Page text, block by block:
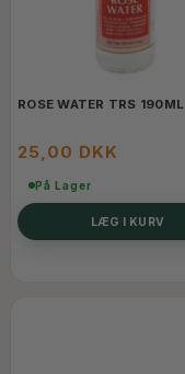
ROSE WATER TRS 190ML
25,00 DKK
På Lager
LÆG I KURV